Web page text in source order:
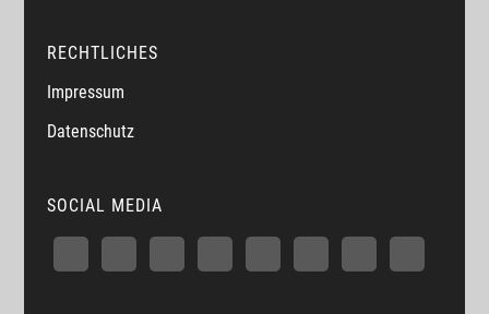
RECHTLICHES
Impressum
Datenschutz
SOCIAL MEDIA